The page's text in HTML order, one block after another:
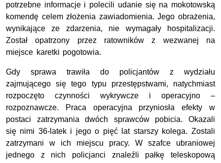
potrzebne informacje i polecili udanie się na mokotowską
komendę celem złożenia zawiadomienia. Jego obrażenia,
wynikające ze zdarzenia, nie wymagały hospitalizacji.
Został opatrzony przez ratowników z wezwanej na
miejsce karetki pogotowia.
Gdy sprawa trawiła do policjantów z wydziału
zajmującego się tego typu przestępstwami, natychmiast
rozpoczęto czynności wykrywcze i operacyjno –
rozpoznawcze. Praca operacyjna przyniosła efekty w
postaci zatrzymania dwóch sprawców pobicia. Okazali
się nimi 36-latek i jego o pięć lat starszy kolega. Zostali
zatrzymani w ich miejscu pracy. W szafce ubraniowej
jednego z nich policjanci znaleźli pałkę teleskopową